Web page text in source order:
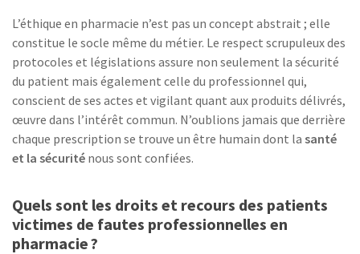
L’éthique en pharmacie n’est pas un concept abstrait ; elle
constitue le socle même du métier. Le respect scrupuleux des
protocoles et législations assure non seulement la sécurité
du patient mais également celle du professionnel qui,
conscient de ses actes et vigilant quant aux produits délivrés,
œuvre dans l’intérêt commun. N’oublions jamais que derrière
chaque prescription se trouve un être humain dont la santé
et la sécurité nous sont confiées.
Quels sont les droits et recours des patients
victimes de fautes professionnelles en
pharmacie ?